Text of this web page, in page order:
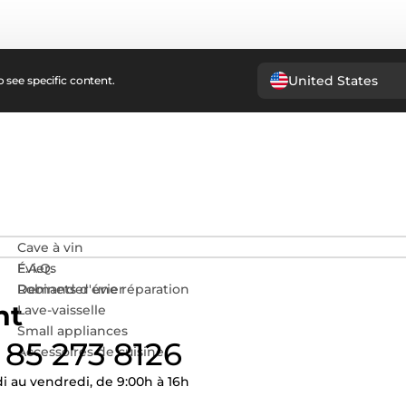
specific content. United States
Cave à vin
Éviers
Robinets d'évier
Lave-vaisselle
Small appliances
Accessoires de cuisine
F.A.Q.
Demander une réparation
273 8126
au vendredi, de 9:00h à 16h